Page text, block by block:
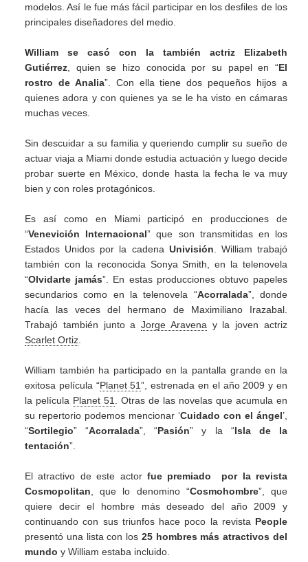
modelos. Así le fue más fácil participar en los desfiles de los
principales diseñadores del medio.
William se casó con la también actriz Elizabeth
Gutiérrez , quien se hizo conocida por su papel en “El
rostro de Analia”. Con ella tiene dos pequeños hijos a
quienes adora y con quienes ya se le ha visto en cámaras
muchas veces.
Sin descuidar a su familia y queriendo cumplir su sueño de
actuar viaja a Miami donde estudia actuación y luego decide
probar suerte en México, donde hasta la fecha le va muy
bien y con roles protagónicos.
Es así como en Miami participó en producciones de
“Venevición Internacional” que son transmitidas en los
Estados Unidos por la cadena Univisión . William trabajó
también con la reconocida Sonya Smith, en la telenovela
“Olvidarte jamás”. En estas producciones obtuvo papeles
secundarios como en la telenovela “Acorralada”, donde
hacía las veces del hermano de Maximiliano Irazabal.
Trabajó también junto aJorge Aravena y la joven actriz
Scarlet Ortiz
William también ha participado en la pantalla grande en la
exitosa película “Planet 51”, estrenada en el año 2009 y en
la película Planet 51
. Otras de las novelas que acumula en
su repertorio podemos mencionar ‘Cuidado con el ángel’,
“Sortilegio” “Acorralada”, “Pasión” y la “Isla de la
tentación”.
El atractivo de este actor fue premiado por la revista
Cosmopolitan , que lo denomino “Cosmohombre”, que
quiere decir el hombre más deseado del año 2009 y
continuando con sus triunfos hace poco la revista People
presentó una lista con los 25 hombres más atractivos del
mundo y William estaba incluido.